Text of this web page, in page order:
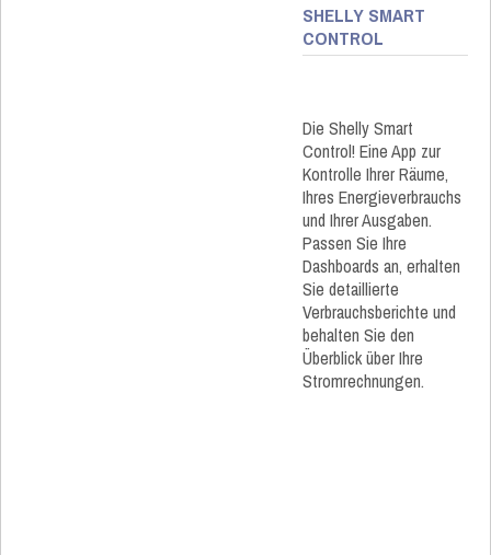
SHELLY SMART
CONTROL
Die Shelly Smart
Control! Eine App zur
Kontrolle Ihrer Räume,
Ihres Energieverbrauchs
und Ihrer Ausgaben.
Passen Sie Ihre
Dashboards an, erhalten
Sie detaillierte
Verbrauchsberichte und
behalten Sie den
Überblick über Ihre
Stromrechnungen.